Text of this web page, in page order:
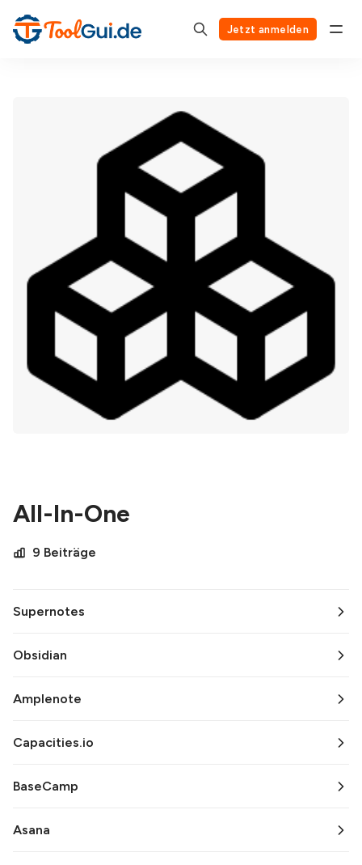
Jetzt anmelden
All-In-One
9 Beiträge
Supernotes
Obsidian
Amplenote
Capacities.io
BaseCamp
Asana